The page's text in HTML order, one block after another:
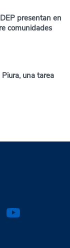
presentan en
comunidades
una tarea